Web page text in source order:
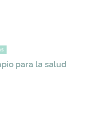
para la salud